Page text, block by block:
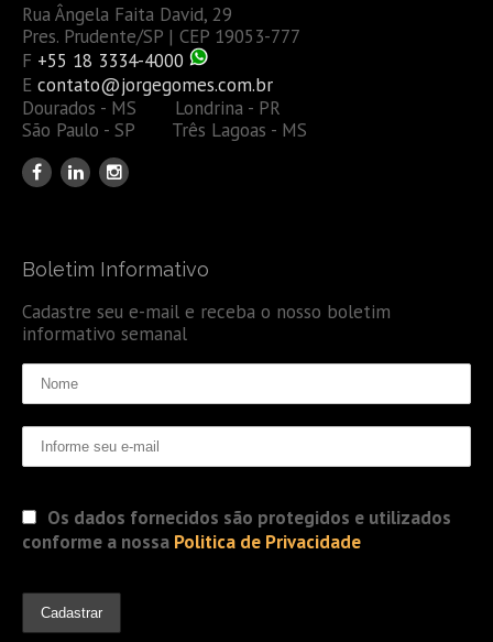
Rua Ângela Faita David, 29
Pres. Prudente/SP | CEP 19053-777
F +55 18 3334-4000
E contato@jorgegomes.com.br
Dourados - MS Londrina - PR
São Paulo - SP Três Lagoas - MS
Boletim Informativo
Cadastre seu e-mail e receba o nosso boletim
informativo semanal
Os dados fornecidos são protegidos e utilizados
conforme a nossa Politica de Privacidade